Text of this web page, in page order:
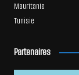
Mauritanie
Tunisie
Partenaires